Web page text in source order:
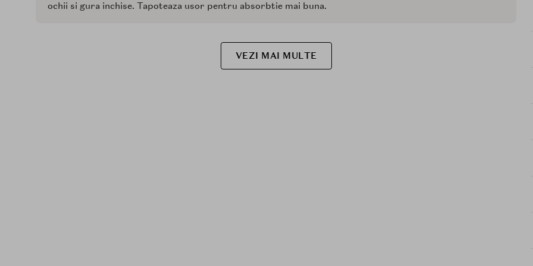
ochii si gura inchise. Tapoteaza usor pentru absorbtie mai buna.
VEZI MAI MULTE